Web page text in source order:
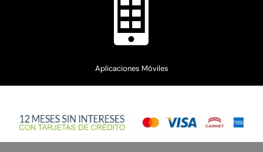
Aplicaciones Móviles